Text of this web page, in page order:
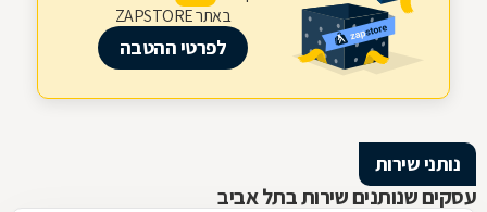
באתר ZAPSTORE
לפרטי ההטבה
נותני שירות
עסקים שנותנים שירות בתל אביב